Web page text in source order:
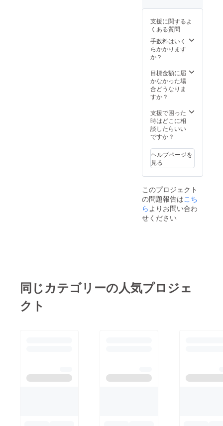
カー
（約
91mm×
55mm
） ・缶
バッチ
） ・オ
リジナ
ルTシャ
サイズ
記入お
願いし
ます
丈×着
幅):S/(6
5×49)/M
(69×52)
5)/XL(7
7×58)
Terror
Factory
可能 備
き添い
の方の
ら1年分
ブーな
ワイド
ショー
終了後
の チャ
放送部
分の
「音
源」 ・
ナル扇
子
（21cm
30間(片
ミニタ
オル
（約
W200×
m 綿
100％）
・ス
テッ
カー
） ・オ
リジナ
幅):S/(6
5×49)/M
支援に関するよ
くある質問
手数料はいく
らかかります
か？
目標金額に届
かなかった場
合どうなりま
すか？
支援で困った
時はどこに相
談したらいい
ですか？
ヘルプページを
見る
このプロジェクト
の問題報告はこち
ら よりお問い合わ
せください
同じカテゴリーの人気プロジェ
クト